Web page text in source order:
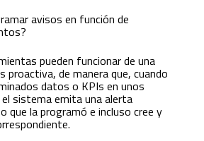
avisos en función de
pueden funcionar de una
proactiva, de manera que, cuando
datos o KPIs en unos
sistema emita una alerta
que la programó e incluso cree y